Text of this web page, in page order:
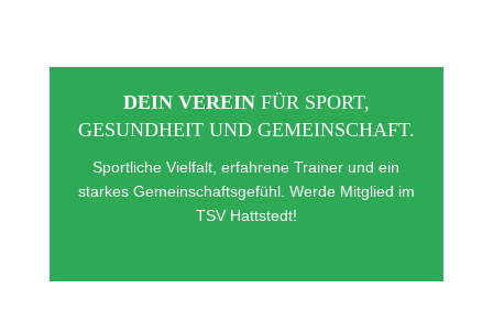
DEIN VEREIN FÜR SPORT,
GESUNDHEIT UND GEMEINSCHAFT.
Sportliche Vielfalt, erfahrene Trainer und ein
starkes Gemeinschaftsgefühl. Werde Mitglied im
TSV Hattstedt!